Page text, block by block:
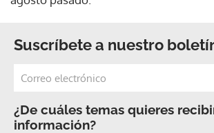
Suscríbete a nuestro
¿De cuáles temas quieres
información?